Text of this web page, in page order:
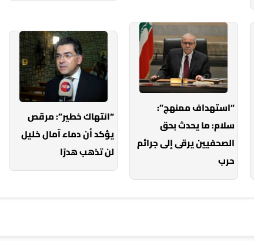
“استهداف ممنهج”:
سلام: ما يحدث بحق
الصحفيين يرقى إلى جرائم
حرب
“انتهاك خطير”: مرقص
يؤكد أن دماء آمال خليل
لن تذهب هدرًا